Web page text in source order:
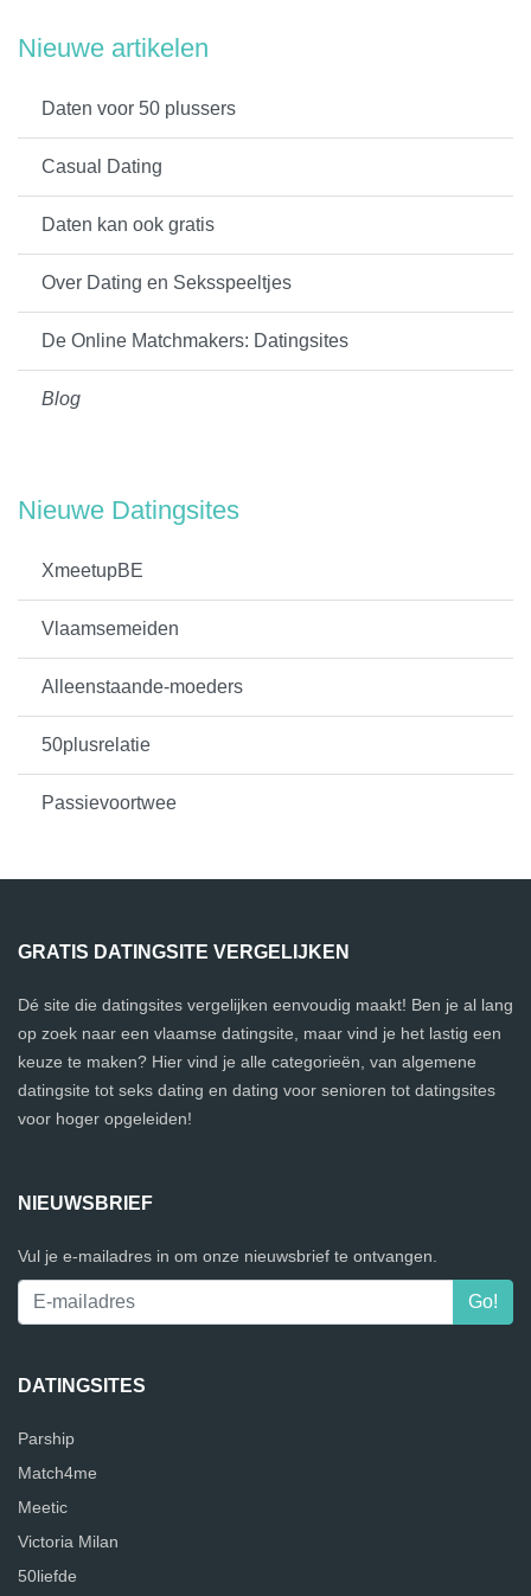
Nieuwe artikelen
Daten voor 50 plussers
Casual Dating
Daten kan ook gratis
Over Dating en Seksspeeltjes
De Online Matchmakers: Datingsites
Blog
Nieuwe Datingsites
XmeetupBE
Vlaamsemeiden
Alleenstaande-moeders
50plusrelatie
Passievoortwee
GRATIS DATINGSITE VERGELIJKEN
Dé site die datingsites vergelijken eenvoudig maakt! Ben je al lang
op zoek naar een vlaamse datingsite, maar vind je het lastig een
keuze te maken? Hier vind je alle categorieën, van algemene
datingsite tot seks dating en dating voor senioren tot datingsites
voor hoger opgeleiden!
NIEUWSBRIEF
Vul je e-mailadres in om onze nieuwsbrief te ontvangen.
DATINGSITES
Parship
Match4me
Meetic
Victoria Milan
50liefde